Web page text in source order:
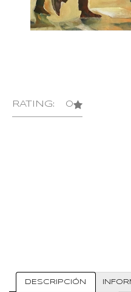
RATING: 0
DESCRIPCIÓN